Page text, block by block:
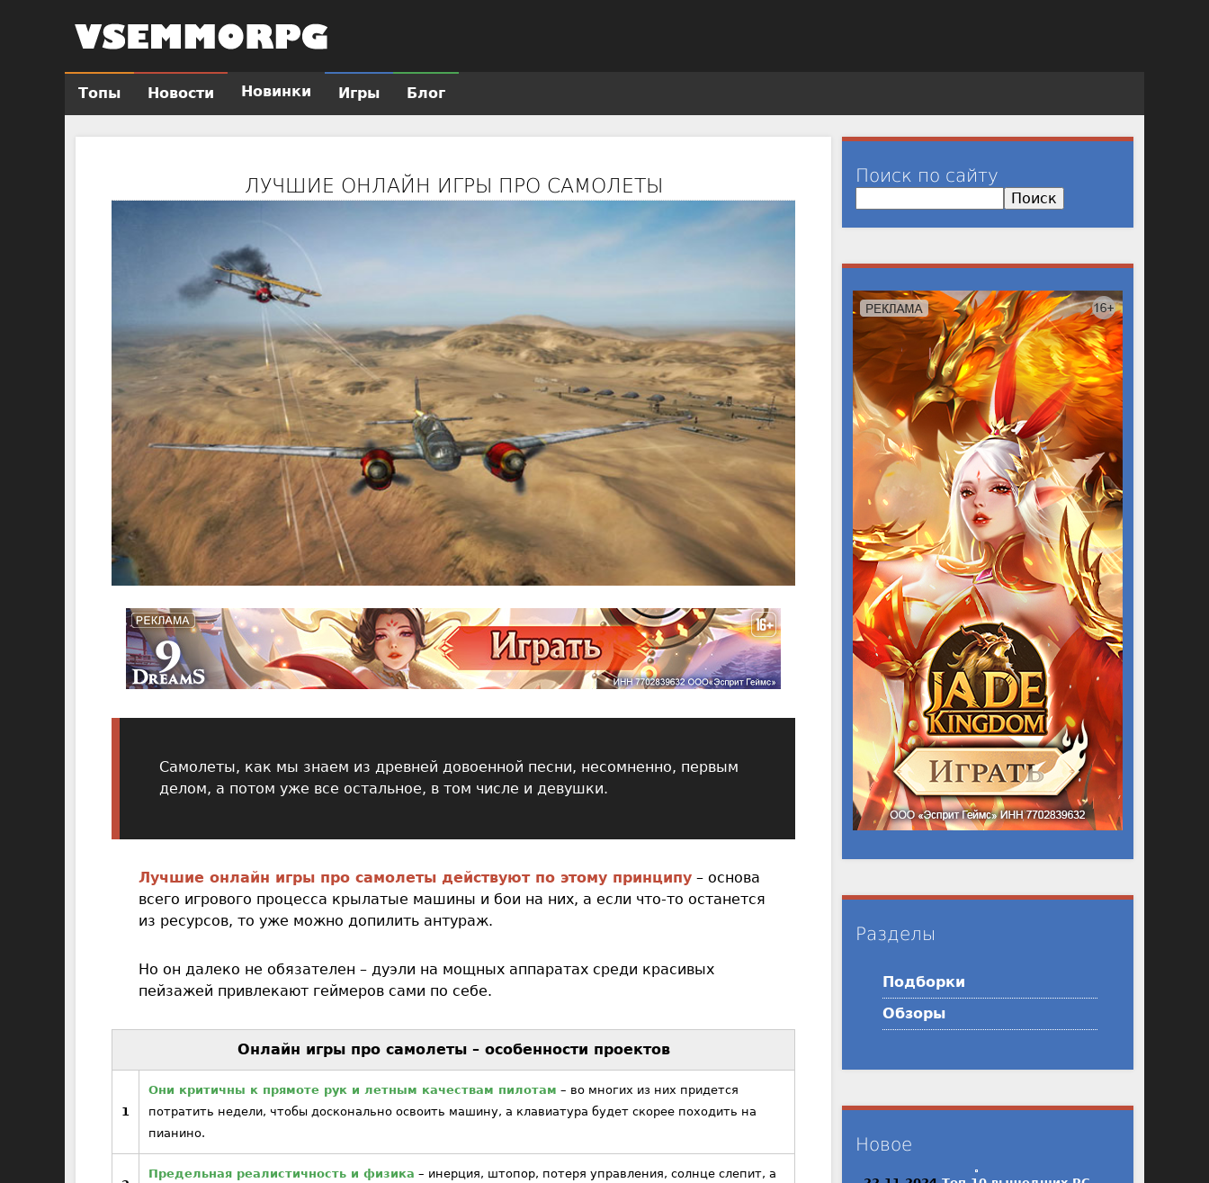
ЛУЧШИЕ ОНЛАЙН ИГРЫ ПРО САМОЛЕТЫ
Самолеты, как мы знаем из древней довоенной песни, несомненно, первым
делом, а потом уже все остальное, в том числе и девушки.
Лучшие онлайн игры про самолеты действуют по этому принципу – основа
всего игрового процесса крылатые машины и бои на них, а если что-то останется
из ресурсов, то уже можно допилить антураж.
Но он далеко не обязателен – дуэли на мощных аппаратах среди красивых
пейзажей привлекают геймеров сами по себе.
Онлайн игры про самолеты – особенности проектов
1
Они критичны к прямоте рук и летным качествам пилотам – во многих из них придется
потратить недели, чтобы досконально освоить машину, а клавиатура будет скорее походить на
пианино.
Предельная реалистичность и физика – инерция, штопор, потеря управления, солнце слепит, а
л
Топы Новости Новинки Игры Блог
Поиск по сайту
с
Разделы
Подборки
Обзоры
Новое